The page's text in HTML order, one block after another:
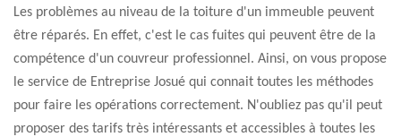
Les problèmes au niveau de la toiture d'un immeuble peuvent
être réparés. En effet, c'est le cas fuites qui peuvent être de la
compétence d'un couvreur professionnel. Ainsi, on vous propose
le service de Entreprise Josué qui connait toutes les méthodes
pour faire les opérations correctement. N'oubliez pas qu'il peut
proposer des tarifs très intéressants et accessibles à toutes les